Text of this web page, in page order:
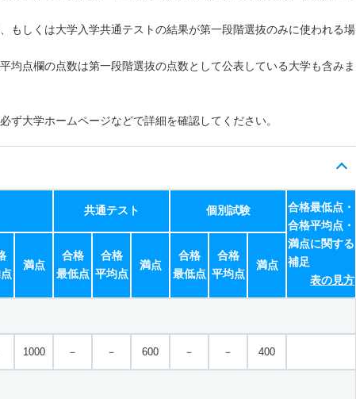
もしくは大学入学共通テストの結果が第一段階選抜のみに使われる場
均点欄の点数は第一段階選抜の点数として公表している大学も含みま
大学ホームページなどで詳細を確認してください。
共通テスト 個別試験
合格最低点・
合格平均点・
満点に関する
補足
表の見方
満点
合格
最低点
合格
平均点
満点
合格
最低点
合格
平均点
満点
1000 － － 600 － － 400